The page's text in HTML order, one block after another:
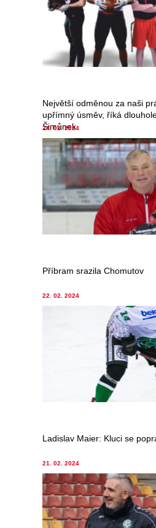
Největší odměnou za naši
upřímný úsměv, říká
Šimůnek
24. 02. 2024
Příbram srazila Chomutov
22. 02. 2024
Ladislav Maier: Kluci se
21. 02. 2024